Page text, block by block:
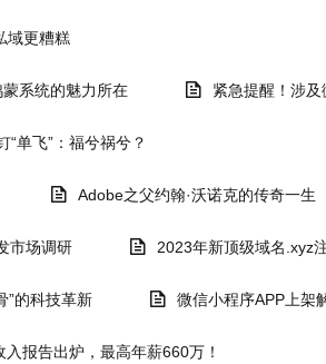
域更糟糕
系统的魅力所在 紧急提醒！涉
“单飞”：福兮祸兮？
Adobe之父约翰·沃诺克的传奇一生
市场调研 2023年新顶级域名.xyz
”的科技革新 微信小程序APP上架
报告出炉，最高年薪660万！